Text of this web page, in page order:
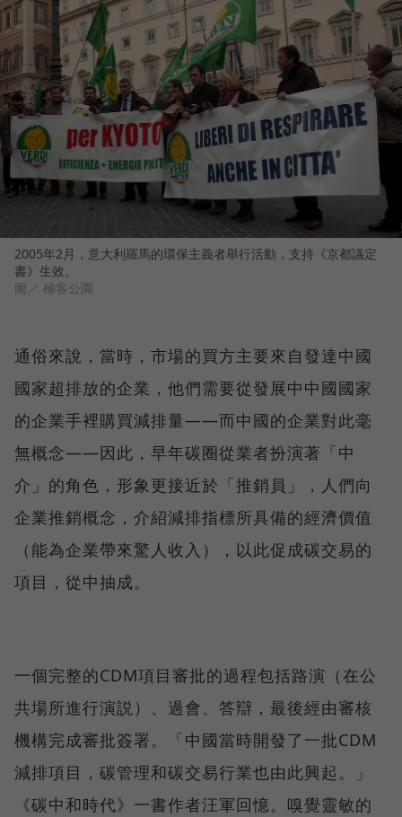
2005年2月，意大利羅馬的環保主義者舉行活動，支持《京都議定
書》生效。
圖／ 極客公園
通俗來說，當時，市場的買方主要來自發達中國
國家超排放的企業，他們需要從發展中中國國家
的企業手裡購買減排量——而中國的企業對此毫
無概念——因此，早年碳圈從業者扮演著「中
介」的角色，形象更接近於「推銷員」，人們向
企業推銷概念，介紹減排指標所具備的經濟價值
（能為企業帶來驚人收入），以此促成碳交易的
項目，從中抽成。
一個完整的CDM項目審批的過程包括路演（在公
共場所進行演説）、過會、答辯，最後經由審核
機構完成審批簽署。「中國當時開發了一批CDM
減排項目，碳管理和碳交易行業也由此興起。」
《碳中和時代》一書作者汪軍回憶。嗅覺靈敏的